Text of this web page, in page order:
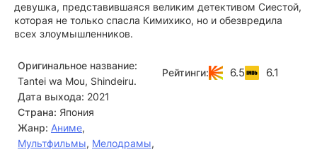
девушка, представившаяся великим детективом Сиестой,
которая не только спасла Кимихико, но и обезвредила
всех злоумышленников.
Оригинальное название:
Tantei wa Mou, Shindeiru.
Дата выхода: 2021
Страна: Япония
Жанр: Аниме,
Мультфильмы, Мелодрамы,
Рейтинги: 6.5 6.1